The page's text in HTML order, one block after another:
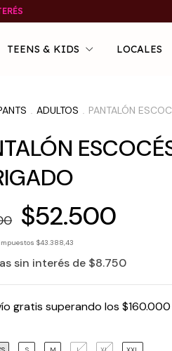
TEENS & KIDS LOCALES
ADULTOS PANTALÓN
$52.500
sin interés de $8.750
$43.388,43
gratissuperando los$160.000